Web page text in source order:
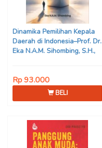
Dinamika Pemilihan Kepala
Daerah di Indonesia–Prof. Dr.
Eka N.A.M. Sihombing, S.H.,
Rp 93.000
BELI